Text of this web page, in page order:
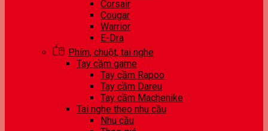
Corsair
Cougar
Warrior
E-Dra
Phím, chuột, tai nghe
Tay cầm game
Tay cầm Rapoo
Tay cầm Dareu
Tay cầm Machenike
Tai nghe theo nhu cầu
Nhu cầu